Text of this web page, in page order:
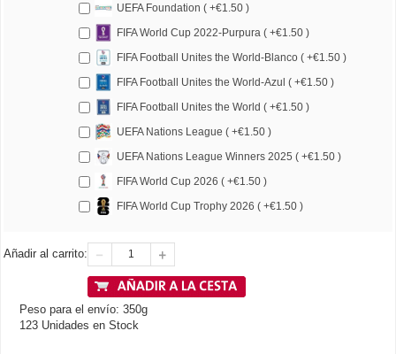
UEFA Foundation ( +€1.50 )
FIFA World Cup 2022-Purpura ( +€1.50 )
FIFA Football Unites the World-Blanco ( +€1.50 )
FIFA Football Unites the World-Azul ( +€1.50 )
FIFA Football Unites the World ( +€1.50 )
UEFA Nations League ( +€1.50 )
UEFA Nations League Winners 2025 ( +€1.50 )
FIFA World Cup 2026 ( +€1.50 )
FIFA World Cup Trophy 2026 ( +€1.50 )
Añadir al carrito:
Peso para el envío: 350g
123 Unidades en Stock